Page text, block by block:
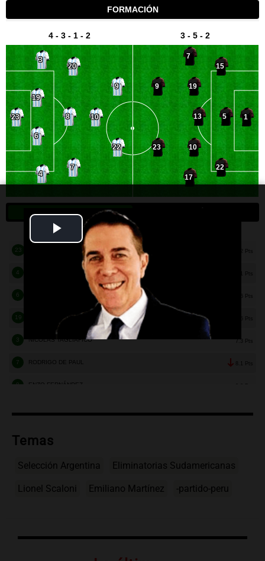
Play
Video
Temas
Selección Argentina Eliminatorias Sudamericanas
Lionel Scaloni Emiliano Martínez -partido-peru